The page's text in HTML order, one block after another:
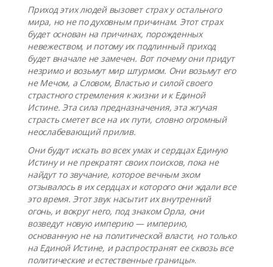
Приход этих людей вызовет страх у остального
мира, но не по духовным причинам. Этот страх
будет основан на причинах, порожденных
невежеством, и потому их подлинный приход
будет вначале не замечен. Вот почему они придут
незримо и возьмут мир штурмом. Они возьмут его
не Мечом, а Словом, Властью и силой своего
страстного стремления к жизни и к Единой
Истине. Эта сила предназначения, эта жгучая
страсть сметет все на их пути, словно огромный
неослабевающий прилив.
Они будут искать во всех умах и сердцах Единую
Истину и не прекратят своих поисков, пока не
найдут то звучание, которое вечным эхом
отзывалось в их сердцах и которого они ждали все
это время. Этот звук насытит их внутренний
огонь, и вокруг него, под знаком Орла, они
возведут новую империю — империю,
основанную не на политической власти, но только
на Единой Истине, и распространят ее сквозь все
политические и естественные границы».